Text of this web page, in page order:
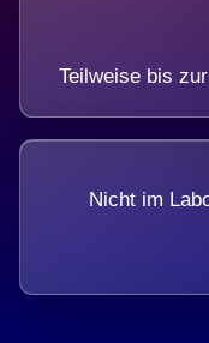
Teilweise bis
Nicht im